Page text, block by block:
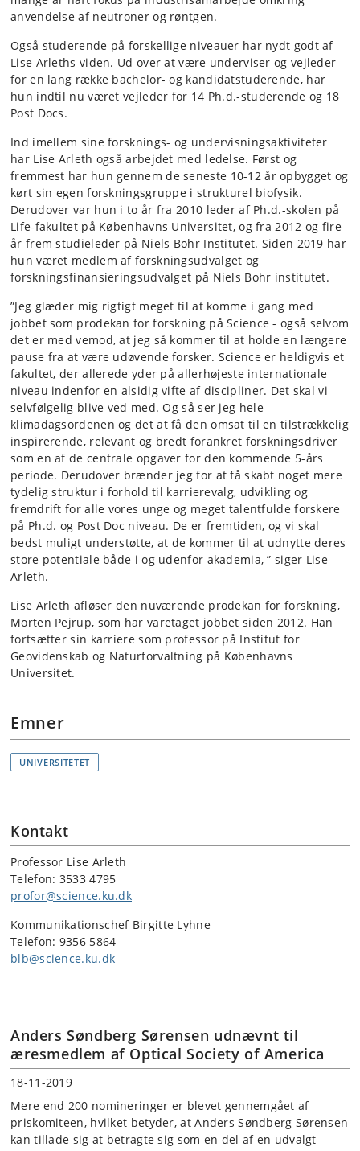
anvendelse af neutroner og røntgen.
Også studerende på forskellige niveauer har nydt godt af
Lise Arleths viden. Ud over at være underviser og vejleder
for en lang række bachelor- og kandidatstuderende, har
hun indtil nu været vejleder for 14 Ph.d.-studerende og 18
Post Docs.
Ind imellem sine forsknings- og undervisningsaktiviteter
har Lise Arleth også arbejdet med ledelse. Først og
fremmest har hun gennem de seneste 10-12 år opbygget og
kørt sin egen forskningsgruppe i strukturel biofysik.
Derudover var hun i to år fra 2010 leder af Ph.d.-skolen på
Life-fakultet på Københavns Universitet, og fra 2012 og fire
år frem studieleder på Niels Bohr Institutet. Siden 2019 har
hun været medlem af forskningsudvalget og
forskningsfinansieringsudvalget på Niels Bohr institutet.
”Jeg glæder mig rigtigt meget til at komme i gang med
jobbet som prodekan for forskning på Science - også selvom
det er med vemod, at jeg så kommer til at holde en længere
pause fra at være udøvende forsker. Science er heldigvis et
fakultet, der allerede yder på allerhøjeste internationale
niveau indenfor en alsidig vifte af discipliner. Det skal vi
selvfølgelig blive ved med. Og så ser jeg hele
klimadagsordenen og det at få den omsat til en tilstrækkelig
inspirerende, relevant og bredt forankret forskningsdriver
som en af de centrale opgaver for den kommende 5-års
periode. Derudover brænder jeg for at få skabt noget mere
tydelig struktur i forhold til karrierevalg, udvikling og
fremdrift for alle vores unge og meget talentfulde forskere
på Ph.d. og Post Doc niveau. De er fremtiden, og vi skal
bedst muligt understøtte, at de kommer til at udnytte deres
store potentiale både i og udenfor akademia, ” siger Lise
Arleth.
Lise Arleth afløser den nuværende prodekan for forskning,
Morten Pejrup, som har varetaget jobbet siden 2012. Han
fortsætter sin karriere som professor på Institut for
Geovidenskab og Naturforvaltning på Københavns
Universitet.
Emner
UNIVERSITETET
Kontakt
Professor Lise Arleth
Telefon: 3533 4795
profor@science.ku.dk
Kommunikationschef Birgitte Lyhne
Telefon: 9356 5864
blb@science.ku.dk
Anders Søndberg Sørensen udnævnt til
æresmedlem af Optical Society of America
18-11-2019
Mere end 200 nomineringer er blevet gennemgået af
priskomiteen, hvilket betyder, at Anders Søndberg Sørensen
kan tillade sig at betragte sig som en del af en udvalgt